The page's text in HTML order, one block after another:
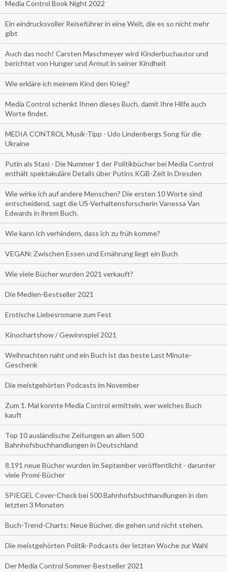
Media Control Book Night 2022
Ein eindrucksvoller Reiseführer in eine Welt, die es so nicht mehr
gibt
Auch das noch! Carsten Maschmeyer wird Kinderbuchautor und
berichtet von Hunger und Armut in seiner Kindheit
Wie erkläre ich meinem Kind den Krieg?
Media Control schenkt Ihnen dieses Buch, damit Ihre Hilfe auch
Worte findet.
MEDIA CONTROL Musik-Tipp - Udo Lindenbergs Song für die
Ukraine
Putin als Stasi - Die Nummer 1 der Politikbücher bei Media Control
enthält spektakuläre Details über Putins KGB-Zeit in Dresden
Wie wirke ich auf andere Menschen? Die ersten 10 Worte sind
entscheidend, sagt die US-Verhaltensforscherin Vanessa Van
Edwards in ihrem Buch.
Wie kann ich verhindern, dass ich zu früh komme?
VEGAN: Zwischen Essen und Ernährung liegt ein Buch
Wie viele Bücher wurden 2021 verkauft?
Die Medien-Bestseller 2021
Erotische Liebesromane zum Fest
Kinochartshow / Gewinnspiel 2021
Weihnachten naht und ein Buch ist das beste Last Minute-
Geschenk
Die meistgehörten Podcasts im November
Zum 1. Mal konnte Media Control ermitteln, wer welches Buch
kauft
Top 10 ausländische Zeitungen an allen 500
Bahnhofsbuchhandlungen in Deutschland
8.191 neue Bücher wurden im September veröffentlicht - darunter
viele Promi-Bücher
SPIEGEL Cover-Check bei 500 Bahnhofsbuchhandlungen in den
letzten 3 Monaten
Buch-Trend-Charts: Neue Bücher, die gehen und nicht stehen.
Die meistgehörten Politik-Podcasts der letzten Woche zur Wahl
Der Media Control Sommer-Bestseller 2021